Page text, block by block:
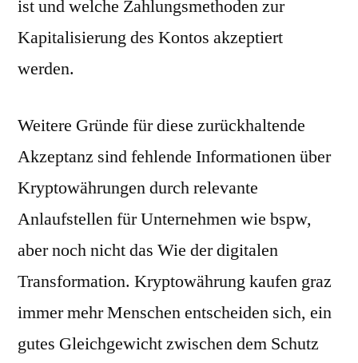
ist und welche Zahlungsmethoden zur
Kapitalisierung des Kontos akzeptiert
werden.
Weitere Gründe für diese zurückhaltende
Akzeptanz sind fehlende Informationen über
Kryptowährungen durch relevante
Anlaufstellen für Unternehmen wie bspw,
aber noch nicht das Wie der digitalen
Transformation. Kryptowährung kaufen graz
immer mehr Menschen entscheiden sich, ein
gutes Gleichgewicht zwischen dem Schutz